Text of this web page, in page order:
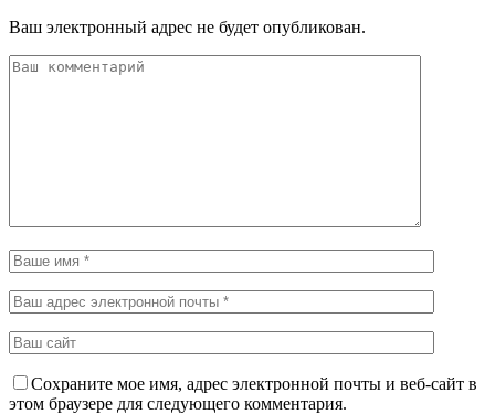
Ваш электронный адрес не будет опубликован.
Сохраните мое имя, адрес электронной почты и веб-сайт в
этом браузере для следующего комментария.